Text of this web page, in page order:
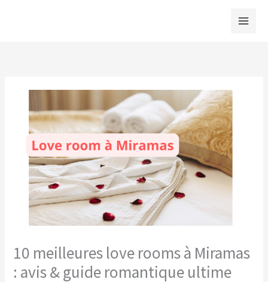
10 meilleures love rooms à Miramas
: avis & guide romantique ultime